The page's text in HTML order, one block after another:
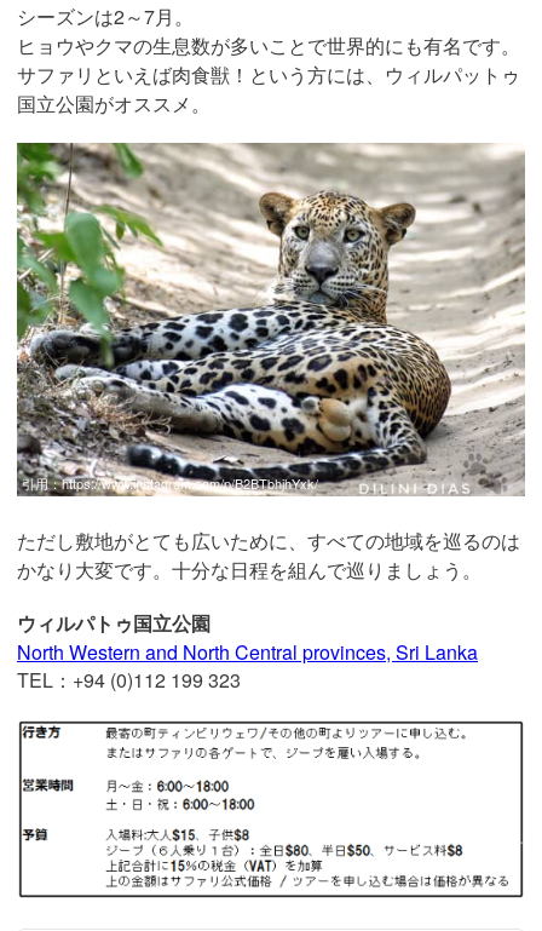
シーズンは2～7月。
ヒョウやクマの生息数が多いことで世界的にも有名です。
サファリといえば肉食獣！という方には、ウィルパットゥ
国立公園がオススメ。
引用：https://www.instagram.com/p/B2BTbhjhYxk/
ただし敷地がとても広いために、すべての地域を巡るのは
かなり大変です。十分な日程を組んで巡りましょう。
ウィルパトゥ国立公園
North Western and North Central provinces, Sri Lanka
TEL：+94 (0)112 199 323